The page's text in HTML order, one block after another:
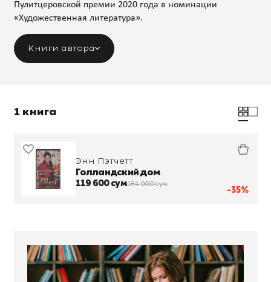
Пулитцеровской премии 2020 года в номинации
«Художественная литература».
Книги автора
1 книга
-35%
Энн Пэтчетт
Голландский дом
119 600 сум184 000 сум